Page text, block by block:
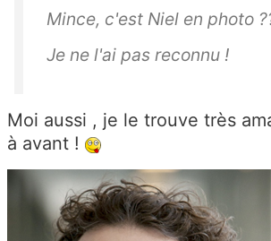
Mince, c'est Niel en photo
Je ne l'ai pas reconnu !
Moi aussi , je le trouve très
à avant !